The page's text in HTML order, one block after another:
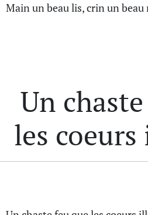
Main un beau lis, crin un beau
Un
les